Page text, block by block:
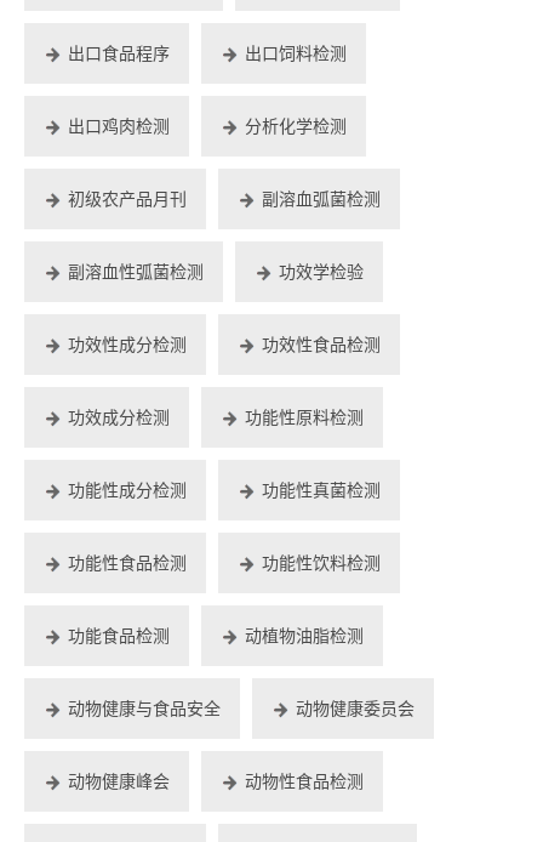
出口食品程序 出口饲料检测
出口鸡肉检测 分析化学检测
初级农产品月刊 副溶血弧菌检测
副溶血性弧菌检测 功效学检验
功效性成分检测 功效性食品检测
功效成分检测 功能性原料检测
功能性成分检测 功能性真菌检测
功能性食品检测 功能性饮料检测
功能食品检测 动植物油脂检测
动物健康与食品安全 动物健康委员会
动物健康峰会 动物性食品检测